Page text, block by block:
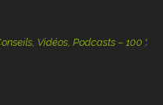
Vidéos, Podcasts – 100 %